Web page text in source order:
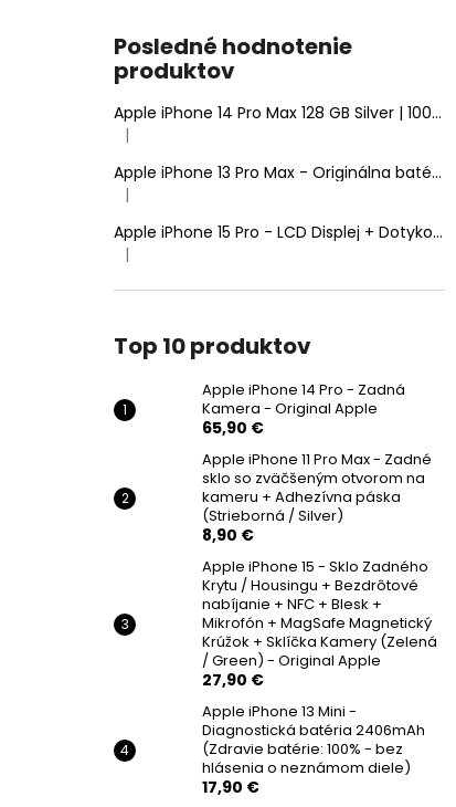
Posledné hodnotenie
produktov
Apple iPhone 14 Pro Max 128 GB Silver | 100% Zdravie batérie | Stav: A (Výborný)
Hodnotenie produktu je 5 z 5 hviezdičiek.
|
Apple iPhone 13 Pro Max - Originálna batéria 4352mAh (Zdravie batérie: 100% - bez hlásenia o neznámom diele)
Hodnotenie produktu je 5 z 5 hviezdičiek.
|
Apple iPhone 15 Pro - LCD Displej + Dotyková Plocha + Rám - SmartPremium Hard OLED
Hodnotenie produktu je 5 z 5 hviezdičiek.
|
Top 10 produktov
Apple iPhone 14 Pro - Zadná
Kamera - Original Apple
65,90 €
Apple iPhone 11 Pro Max - Zadné
sklo so zväčšeným otvorom na
kameru + Adhezívna páska
(Strieborná / Silver)
8,90 €
Apple iPhone 15 - Sklo Zadného
Krytu / Housingu + Bezdrôtové
nabíjanie + NFC + Blesk +
Mikrofón + MagSafe Magnetický
Krúžok + Sklíčka Kamery (Zelená
/ Green) - Original Apple
27,90 €
Apple iPhone 13 Mini -
Diagnostická batéria 2406mAh
(Zdravie batérie: 100% - bez
hlásenia o neznámom diele)
17,90 €